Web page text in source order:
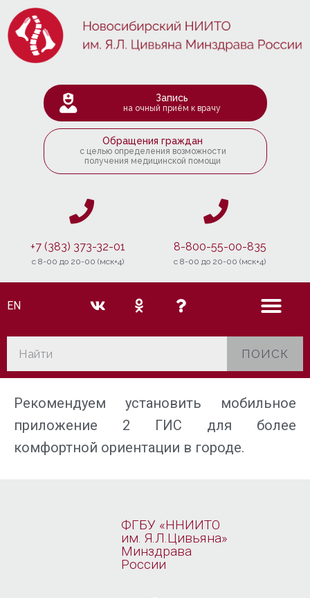
Запись
на очный приём к врачу
Обращения граждан
с целью определения возможности
получения медицинской помощи
+7 (383) 373-32-01
c 8-00 до 20-00 (мск+4)
8-800-55-00-835
c 8-00 до 20-00 (мск+4)
EN
ПОИСК
Рекомендуем установить мобильное
приложение 2 ГИС для более
комфортной ориентации в городе.
ФГБУ «ННИИТО
им. Я.Л.Цивьяна»
Минздрава
России